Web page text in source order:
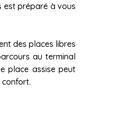
est préparé à vous
des places libres
au terminal
place assise peut
confort.